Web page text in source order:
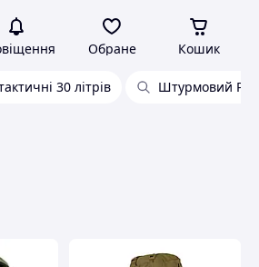
Обране Кошик
30 літрів Штурмовий